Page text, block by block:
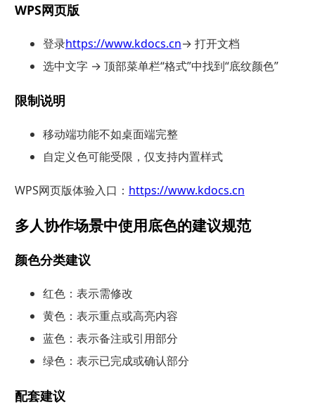
WPS网页版
登录https://www.kdocs.cn→ 打开文档
选中文字 → 顶部菜单栏“格式”中找到“底纹颜色”
限制说明
移动端功能不如桌面端完整
自定义色可能受限，仅支持内置样式
WPS网页版体验入口： https://www.kdocs.cn
多人协作场景中使用底色的建议规范
颜色分类建议
红色：表示需修改
黄色：表示重点或高亮内容
蓝色：表示备注或引用部分
绿色：表示已完成或确认部分
配套建议